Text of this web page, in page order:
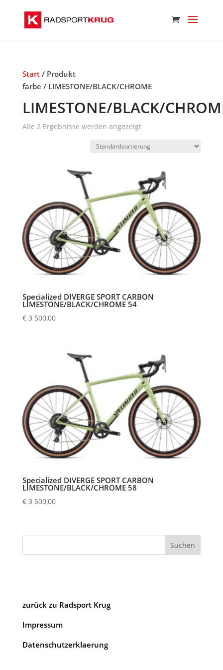
Start/ Produkt
farbe / LIMESTONE/BLACK/CHROME
LIMESTONE/BLACK/
Alle 2 Ergebnisse werden angezeigt
Specialized DIVERGE SPORT CARBON
LIMESTONE/BLACK/CHROME 54
€3 500,00
Specialized DIVERGE SPORT CARBON
LIMESTONE/BLACK/CHROME 58
€3 500,00
Suchen
zurück zu Radsport Krug
Impressum
Datenschutzerklaerung